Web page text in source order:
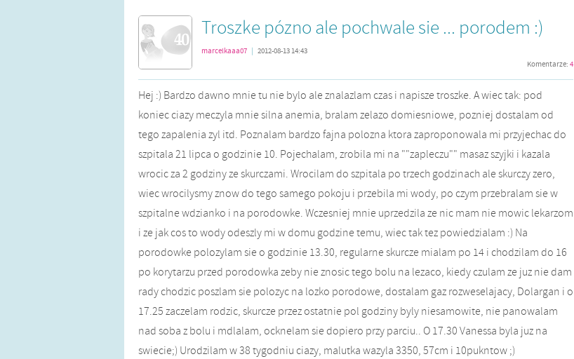
Troszke pózno ale pochwale sie ... porodem :)
marcelkaaa07 | 2012-08-13 14:43
Komentarze: 4
Hej :) Bardzo dawno mnie tu nie bylo ale znalazlam czas i napisze troszke. A wiec tak: pod
koniec ciazy meczyla mnie silna anemia, bralam zelazo domiesniowe, pozniej dostalam od
tego zapalenia zyl itd. Poznalam bardzo fajna polozna ktora zaproponowala mi przyjechac do
szpitala 21 lipca o godzinie 10. Pojechalam, zrobila mi na ""zapleczu"" masaz szyjki i kazala
wrocic za 2 godziny ze skurczami. Wrocilam do szpitala po trzech godzinach ale skurczy zero,
wiec wrocilysmy znow do tego samego pokoju i przebila mi wody, po czym przebralam sie w
szpitalne wdzianko i na porodowke. Wczesniej mnie uprzedzila ze nic mam nie mowic lekarzom
i ze jak cos to wody odeszly mi w domu godzine temu, wiec tak tez powiedzialam :) Na
porodowke polozylam sie o godzinie 13.30, regularne skurcze mialam po 14 i chodzilam do 16
po korytarzu przed porodowka zeby nie znosic tego bolu na lezaco, kiedy czulam ze juz nie dam
rady chodzic poszlam sie polozyc na lozko porodowe, dostalam gaz rozweselajacy, Dolargan i o
17.25 zaczelam rodzic, skurcze przez ostatnie pol godziny byly niesamowite, nie panowalam
nad soba z bolu i mdlalam, ocknelam sie dopiero przy parciu.. O 17.30 Vanessa byla juz na
swiecie;) Urodzilam w 38 tygodniu ciazy, malutka wazyla 3350, 57cm i 10pukntow ;)